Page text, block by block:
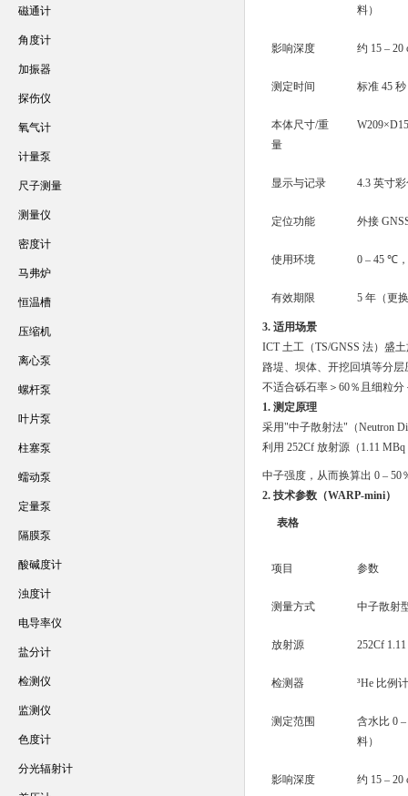
料）
影响深度 约 15 –
测定时间 标准 45
本体尺寸/重
量
显示与记录 4.3 英寸
定位功能 外接
使用环境 0 – 45 ℃
有效期限 5 年（更
3. 适用场景
ICT 土工（TS/GNSS 法）盛
路堤、坝体、开挖回填等分
不适合砾石率＞60％且细粒
1. 测定原理
采用"中子散射法"（Neutron
利用 252Cf 放射源（1.11
中子强度，从而换算出 0 – 50
2. 技术参数（WARP-mini）
表格
项目 参数
测量方式 中子散射
放射源 252Cf
检测器 ³He 比例
测定范围
含水比 0
料）
影响深度 约 15 –
磁通计
角度计
加振器
探伤仪
氧气计
计量泵
尺子测量
测量仪
密度计
马弗炉
恒温槽
压缩机
离心泵
螺杆泵
叶片泵
柱塞泵
蠕动泵
定量泵
隔膜泵
酸碱度计
浊度计
电导率仪
盐分计
检测仪
监测仪
色度计
分光辐射计